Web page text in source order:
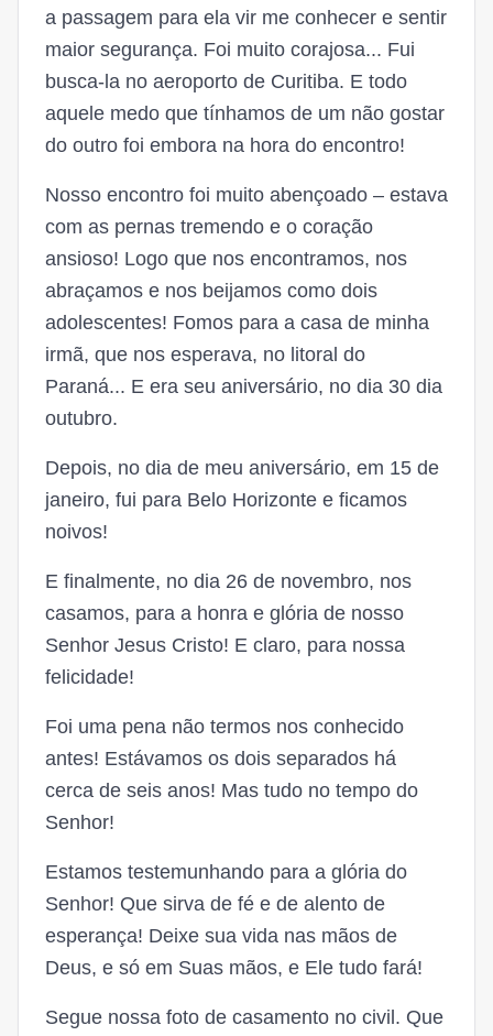
a passagem para ela vir me conhecer e sentir
maior segurança. Foi muito corajosa... Fui
busca-la no aeroporto de Curitiba. E todo
aquele medo que tínhamos de um não gostar
do outro foi embora na hora do encontro!
Nosso encontro foi muito abençoado – estava
com as pernas tremendo e o coração
ansioso! Logo que nos encontramos, nos
abraçamos e nos beijamos como dois
adolescentes! Fomos para a casa de minha
irmã, que nos esperava, no litoral do
Paraná... E era seu aniversário, no dia 30 dia
outubro.
Depois, no dia de meu aniversário, em 15 de
janeiro, fui para Belo Horizonte e ficamos
noivos!
E finalmente, no dia 26 de novembro, nos
casamos, para a honra e glória de nosso
Senhor Jesus Cristo! E claro, para nossa
felicidade!
Foi uma pena não termos nos conhecido
antes! Estávamos os dois separados há
cerca de seis anos! Mas tudo no tempo do
Senhor!
Estamos testemunhando para a glória do
Senhor! Que sirva de fé e de alento de
esperança! Deixe sua vida nas mãos de
Deus, e só em Suas mãos, e Ele tudo fará!
Segue nossa foto de casamento no civil. Que